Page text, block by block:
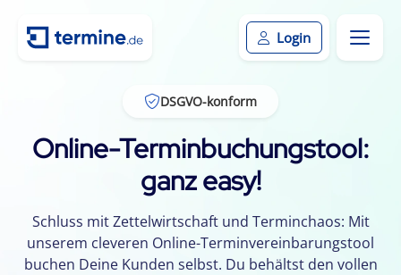
Login
DSGVO-konform
Online-Terminbuchungstool:
ganz easy!
Schluss mit Zettelwirtschaft und Terminchaos: Mit
unserem cleveren Online-Terminvereinbarungstool
buchen Deine Kunden selbst. Du behältst den vollen